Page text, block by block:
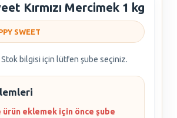
Kırmızı Mercimek 1 kg
SWEET
Stok bilgisi için lütfen şube seçiniz.
eklemek için önce şube